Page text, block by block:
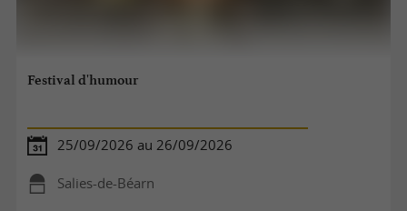
Festival d'humour
25/09/2026 au 26/09/2026
Salies-de-Béarn